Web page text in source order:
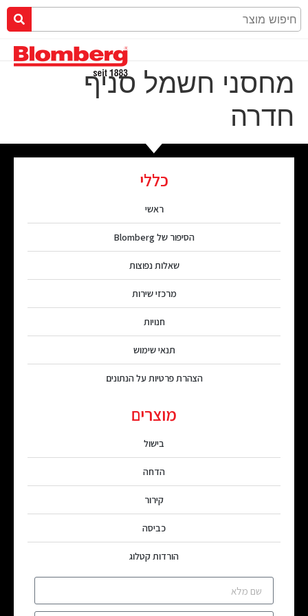
מחסני חשמל סניף
חדרה
כללי
ראשי
הסיפור של Blomberg
שאלות נפוצות
מרכזי שירות
חנויות
תנאי שימוש
הצהרת פרטיות על הנתונים
מוצרים
בישול
הדחה
קירור
כביסה
הורדות קטלוג